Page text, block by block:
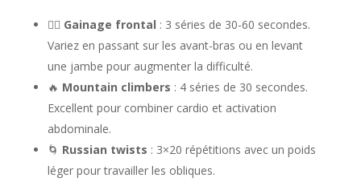
🏋️‍♀️ Gainage frontal : 3 séries de 30-60 secondes.
Variez en passant sur les avant-bras ou en levant
une jambe pour augmenter la difficulté.
🔥 Mountain climbers : 4 séries de 30 secondes.
Excellent pour combiner cardio et activation
abdominale.
🌀 Russian twists : 3×20 répétitions avec un poids
léger pour travailler les obliques.